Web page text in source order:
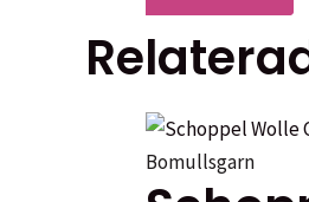
till
här
Bomullsgarn